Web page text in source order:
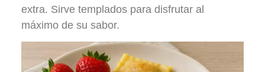
extra. Sirve templados para disfrutar al
máximo de su sabor.